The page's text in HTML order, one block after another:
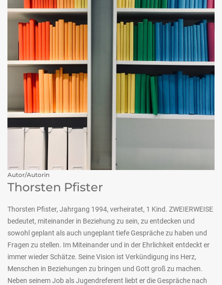
Autor/Autorin
Thorsten Pfister
Thorsten Pfister, Jahrgang 1994, verheiratet, 1 Kind. ZWEIERWEISE
bedeutet, miteinander in Beziehung zu sein, zu entdecken und
sowohl geplant als auch ungeplant tiefe Gespräche zu haben und
Fragen zu stellen. Im Miteinander und in der Ehrlichkeit entdeckt er
immer wieder Schätze. Seine Vision ist Verkündigung ins Herz,
Menschen in Beziehungen zu bringen und Gott groß zu machen.
Neben seinem Job als Jugendreferent liebt er die Gespräche nach